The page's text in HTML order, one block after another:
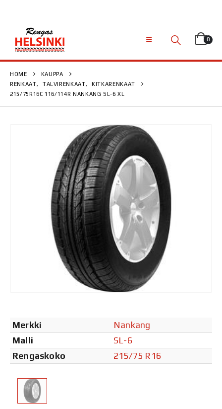
0
HOME
KAUPPA
RENKAAT, TALVIRENKAAT,
KITKARENKAAT
215/75R16C 116/114R NANKANG SL-6 XL
Merkki
Nankang
Malli
SL-6
Rengaskoko
215/75 R16